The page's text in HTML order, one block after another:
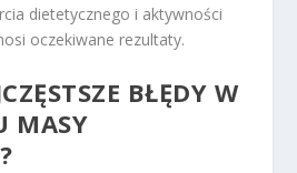
dietetycznego i aktywności
oczekiwane rezultaty.
BŁĘDY W
MASY